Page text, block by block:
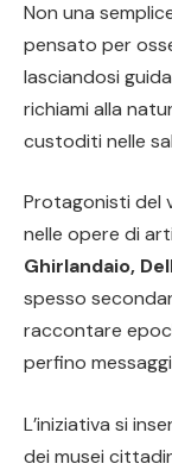
Non una
pensato per
lasciandosi
richiami alla
custoditi nelle
Protagonisti del
nelle opere di
Ghirlandaio,
spesso
raccontare
perfino
L’iniziativa si
dei musei